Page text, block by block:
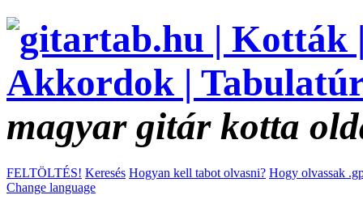
magyar gitár kotta
FELTÖLTÉS! Keresés Hogyan kell tabot olvasni? Hogy olvassak
Change language